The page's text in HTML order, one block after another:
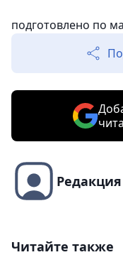
подготовлено по
Читайте также